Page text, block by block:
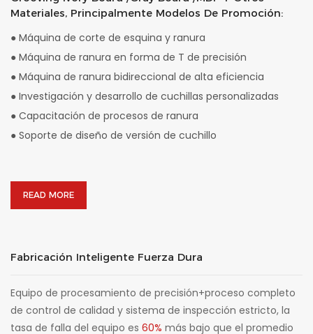
Materiales, Principalmente Modelos De Promoción:
● Máquina de corte de esquina y ranura
● Máquina de ranura en forma de T de precisión
● Máquina de ranura bidireccional de alta eficiencia
● Investigación y desarrollo de cuchillas personalizadas
● Capacitación de procesos de ranura
● Soporte de diseño de versión de cuchillo
READ MORE
Fabricación Inteligente Fuerza Dura
Equipo de procesamiento de precisión+proceso completo
de control de calidad y sistema de inspección estricto, la
tasa de falla del equipo es 60% más bajo que el promedio